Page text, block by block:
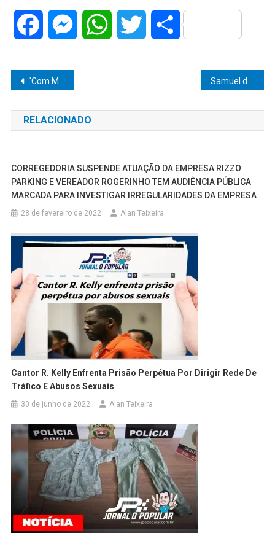
Facebook MessengerWhatsAppTwitter Share
Navegação
de
Post
“Com Marcelinho, Marília pode ganhar o ‘Parcão’: espaço de lazer para pets promete transformar a cidade!”
RELACIONADO
CORREGEDORIA SUSPENDE ATUAÇÃO DA EMPRESA RIZZO
PARKING E VEREADOR ROGERINHO TEM AUDIÊNCIA PÚBLICA
MARCADA PARA INVESTIGAR IRREGULARIDADES DA EMPRESA
28 de fevereiro de 2022 Alan Teixeira
Cantor R. Kelly Enfrenta Prisão Perpétua Por Dirigir Rede De
Tráfico E Abusos Sexuais
30 de junho de 2022 Alan Teixeira